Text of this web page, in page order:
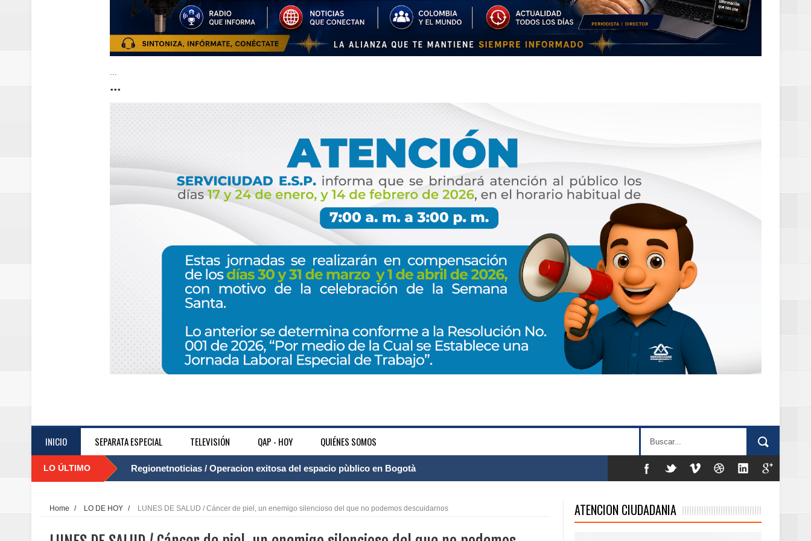
...
...
INICIO SEPARATA ESPECIAL TELEVISIÓN QAP - HOY QUIÉNES SOMOS
LO ÚLTIMO Regionetnoticias / Operacion exitosa del espacio pùblico en Bogotà
Home / LO DE HOY / LUNES DE SALUD / Cáncer de piel, un enemigo silencioso del que no podemos descuidarnos ATENCION CIUDADANIA